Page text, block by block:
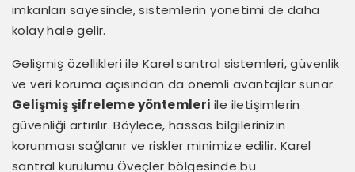
imkanları sayesinde, sistemlerin yönetimi de daha
kolay hale gelir.
Gelişmiş özellikleri ile Karel santral sistemleri, güvenlik
ve veri koruma açısından da önemli avantajlar sunar.
Gelişmiş şifreleme yöntemleri ile iletişimlerin
güvenliği artırılır. Böylece, hassas bilgilerinizin
korunması sağlanır ve riskler minimize edilir. Karel
santral kurulumu Öveçler bölgesinde bu